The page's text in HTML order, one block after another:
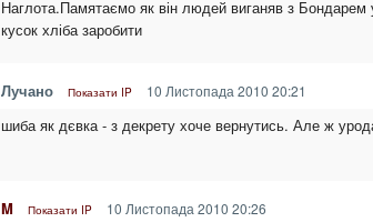
Наглота.Памятаємо як він людей виганяв з Бондарем
кусок хліба заробити
Лучано Показати IP 10 Листопада 2010 20:21
шиба як дєвка - з декрету хоче вернутись. Але ж
M Показати IP 10 Листопада 2010 20:26